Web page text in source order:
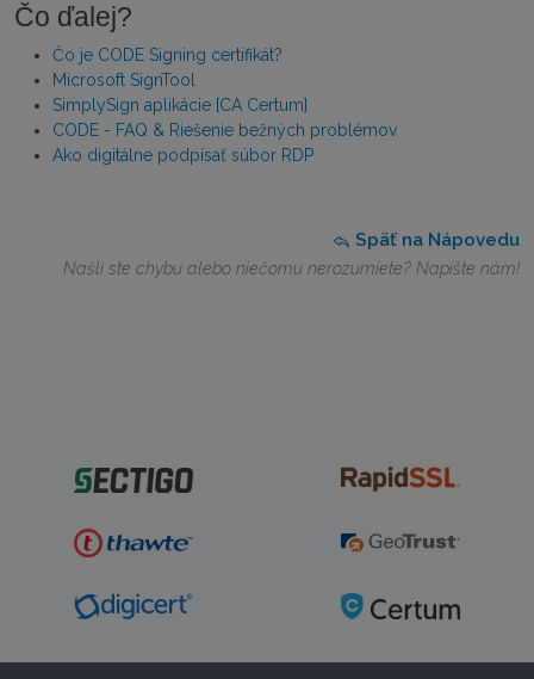
Čo ďalej?
Čo je CODE Signing certifikát?
Microsoft SignTool
SimplySign aplikácie [CA Certum]
CODE - FAQ & Riešenie bežných problémov
Ako digitálne podpísať súbor RDP
Späť na Nápovedu
Našli ste chybu alebo niečomu nerozumiete? Napíšte nám!